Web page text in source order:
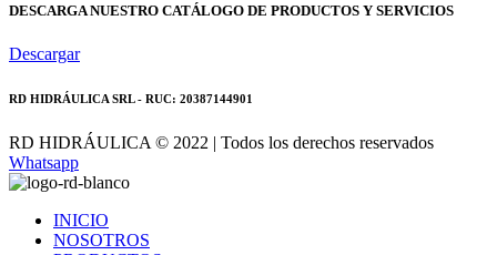
DESCARGA NUESTRO CATÁLOGO DE PRODUCTOS Y SERVICIOS
Descargar
RD HIDRÁULICA SRL - RUC: 20387144901
RD HIDRÁULICA © 2022 | Todos los derechos reservados
Whatsapp
INICIO
NOSOTROS